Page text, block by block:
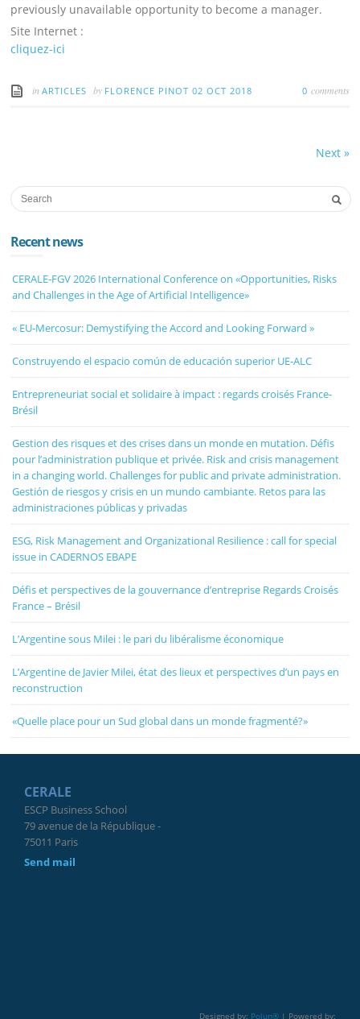
previously unavailable opportunity to become a manager.
Site Internet :
cliquez-ici
inARTICLES by FLORENCE PINOT02 OCT 2018 0 comments
Next »
Recent news
CERALE-FGV 2026 International Conference on «Opportunities, Risks
and Challenges in the Age of Artificial Intelligence»
« EU-Mercosur: Demystifying the Accord and Looking Forward »
Construyendo el espacio común de educación superior UE-ALC
Entrepreneuriat social et solidaire à impact : regards croisés France-
Brésil
Gestion des risques et des crises dans un monde en mutation. Défis
pour l’administration publique et privée. Risk and crisis management
in a changing world. Challenges for public and private administration.
Gestión de riesgos y crisis en un mundo cambiante. Retos para las
administraciones públicas y privadas
ESG, Risk Management and Organizational Resilience : call for special
issue in CADERNOS EBAPE
Défis et perspectives de la gouvernance d’entreprise Regards Croisés
France – Brésil
L’Argentine sous Milei : le pari du libéralisme économique
L’Argentine de Javier Milei, état des lieux et perspectives d’un pays en
reconstruction
«Quelle place pour un Sud global dans un monde fragmenté?»
CERALE
ESCP Business School
79 avenue de la République -
75011 Paris
Send mail
Designed by: Polun®| Powered by: